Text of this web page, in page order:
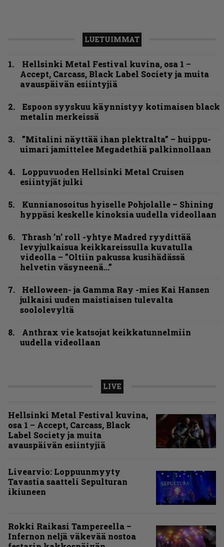
LUETUIMMAT
Hellsinki Metal Festival kuvina, osa 1 –
Accept, Carcass, Black Label Society ja muita
avauspäivän esiintyjiä
Espoon syyskuu käynnistyy kotimaisen black
metalin merkeissä
”Mitalini näyttää ihan plektralta” – huippu-
uimari jamittelee Megadethiä palkinnollaan
Loppuvuoden Hellsinki Metal Cruisen
esiintyjät julki
Kunnianosoitus hyiselle Pohjolalle – Shining
hyppäsi keskelle kinoksia uudella videollaan
Thrash ’n’ roll -yhtye Madred ryydittää
levyjulkaisua keikkareissulla kuvatulla
videolla – ”Oltiin pakussa kusihädässä
helvetin väsyneenä…”
Helloween- ja Gamma Ray -mies Kai Hansen
julkaisi uuden maistiaisen tulevalta
soololevyltä
Anthrax vie katsojat keikkatunnelmiin
uudella videollaan
LIVE
Hellsinki Metal Festival kuvina,
osa 1 – Accept, Carcass, Black
Label Society ja muita
avauspäivän esiintyjiä
Livearvio: Loppuunmyyty
Tavastia saatteli Sepulturan
ikiuneen
Rokki Raikasi Tampereella –
Infernon neljä väkevää nostoa